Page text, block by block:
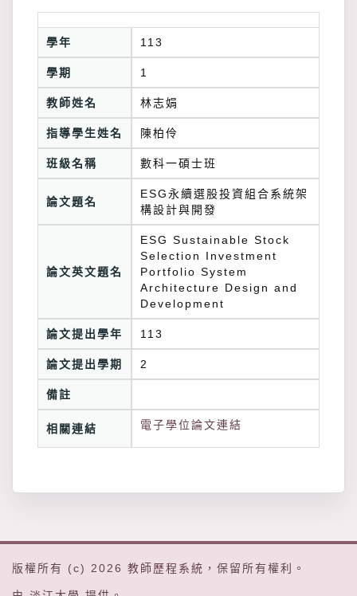
學年 113
學期 1
教師姓名 林志娟
指導學生姓名 陳柏伶
班級名稱 數科一碩士班
論文題名
ESG永續選股投資組合系統架
構設計與開發
論文英文題名
ESG Sustainable Stock
Selection Investment
Portfolio System
Architecture Design and
Development
論文提出學年 113
論文提出學期 2
備註
相關連結 電子學位論文連結
版權所有 (c) 2026 教師歷程系統 ，保留所有權利。